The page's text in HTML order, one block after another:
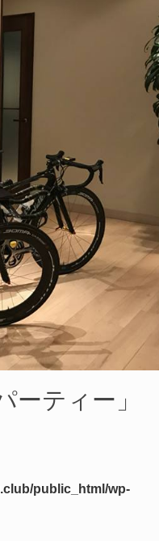
ーティー」
public_html/wp-